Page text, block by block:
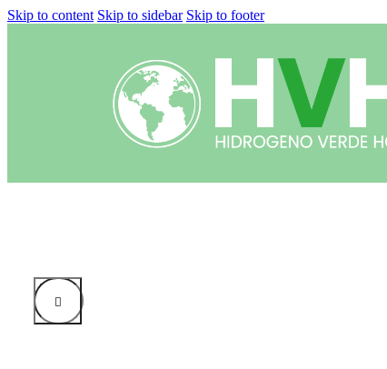
Skip to content Skip to sidebar Skip to footer